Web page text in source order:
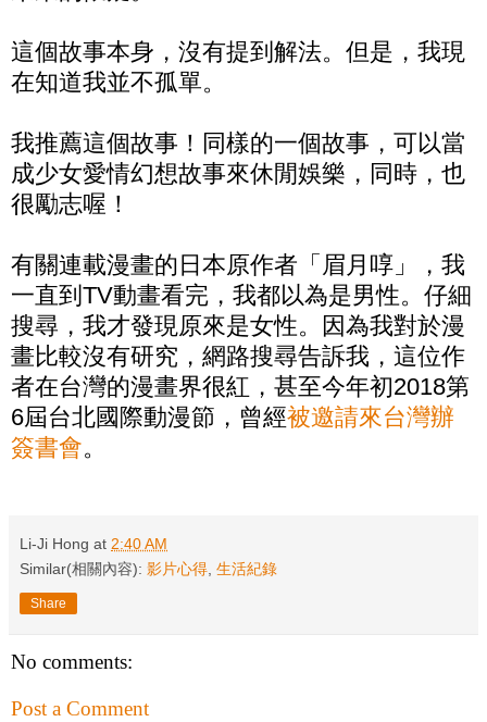
這個故事本身，沒有提到解法。但是，我現
在知道我並不孤單。
我推薦這個故事！同樣的一個故事，可以當
成少女愛情幻想故事來休閒娛樂，同時，也
很勵志喔！
有關連載漫畫的日本原作者「眉月啍」，我
一直到TV動畫看完，我都以為是男性。仔細
搜尋，我才發現原來是女性。因為我對於漫
畫比較沒有研究，網路搜尋告訴我，這位作
者在台灣的漫畫界很紅，甚至今年初2018第
6屆台北國際動漫節，曾經被邀請來台灣辦
簽書會。
Li-Ji Hong at 2:40 AM
Similar(相關內容): 影片心得 生活紀錄
Share
No comments:
Post a Comment